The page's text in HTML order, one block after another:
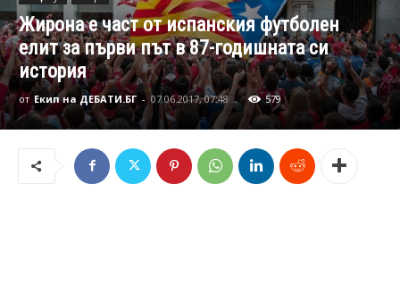
Жирона е част от испанския футболен
елит за първи път в 87-годишната си
история
от Екип на ДЕБАТИ.БГ - 07.06.2017, 07:48 579